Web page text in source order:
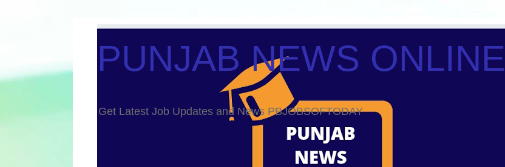
PUNJAB NEWS ONLINE
Get Latest Job Updates and News PBJOBSOFTODAY